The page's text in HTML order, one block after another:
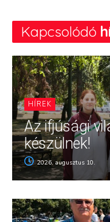
Kapcsolódó
HÍREK
Az ifjúsági
készülnek!
2026. augusztus 10.